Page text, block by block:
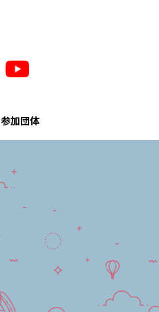
参加団体